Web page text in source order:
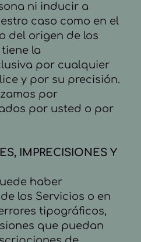
ni inducir a
caso como en el
del origen de los
la
por cualquier
y por su precisión.
por
por usted o por
IMPRECISIONES Y
haber
los Servicios o en
tipográficos,
que puedan